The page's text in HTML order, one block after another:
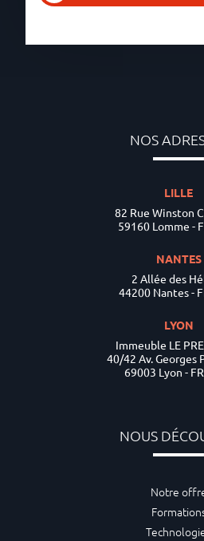
NOS
LILLE
82 Rue Winston
59160 Lomme -
NANTES
2 Allée des
44200 Nantes -
LYON
Immeuble LE
40/42 Av. Georges
69003 Lyon -
NOUS
Notre